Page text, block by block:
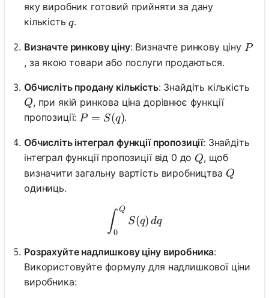
яку виробник готовий прийняти за дану
кількістьq
q.
Визначте ринкову ціну: Визначте ринкову ціну P
P
, за якою товари або послуги продаються.
Обчисліть продану кількість: Знайдіть кількість
Q
Q, при якій ринкова ціна дорівнює функції
пропозиції: P = S(q)
P = S(q).
Обчисліть інтеграл функції пропозиції: Знайдіть
інтеграл функції пропозиції від 0 до Q
Q, щоб
визначити загальну вартість виробництва Q
Q
одиниць.
\int_{0}^{Q} S(q) \, dq
∫0
Q
S(q) dq
Розрахуйте надлишкову ціну виробника:
Використовуйте формулу для надлишкової ціни
виробника: